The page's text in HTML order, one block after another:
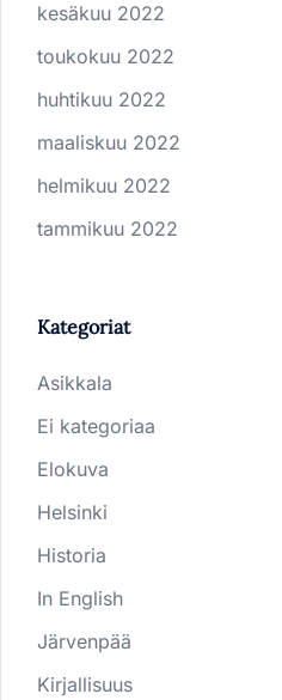
kesäkuu 2022
toukokuu 2022
huhtikuu 2022
maaliskuu 2022
helmikuu 2022
tammikuu 2022
Kategoriat
Asikkala
Ei kategoriaa
Elokuva
Helsinki
Historia
In English
Järvenpää
Kirjallisuus